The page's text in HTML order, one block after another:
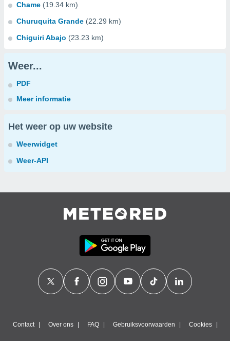
Chame (19.34 km)
Churuquita Grande (22.29 km)
Chiguiri Abajo (23.23 km)
Weer...
PDF
Meer informatie
Het weer op uw website
Weerwidget
Weer-API
Contact Over ons FAQ Gebruiksvoorwaarden Cookies